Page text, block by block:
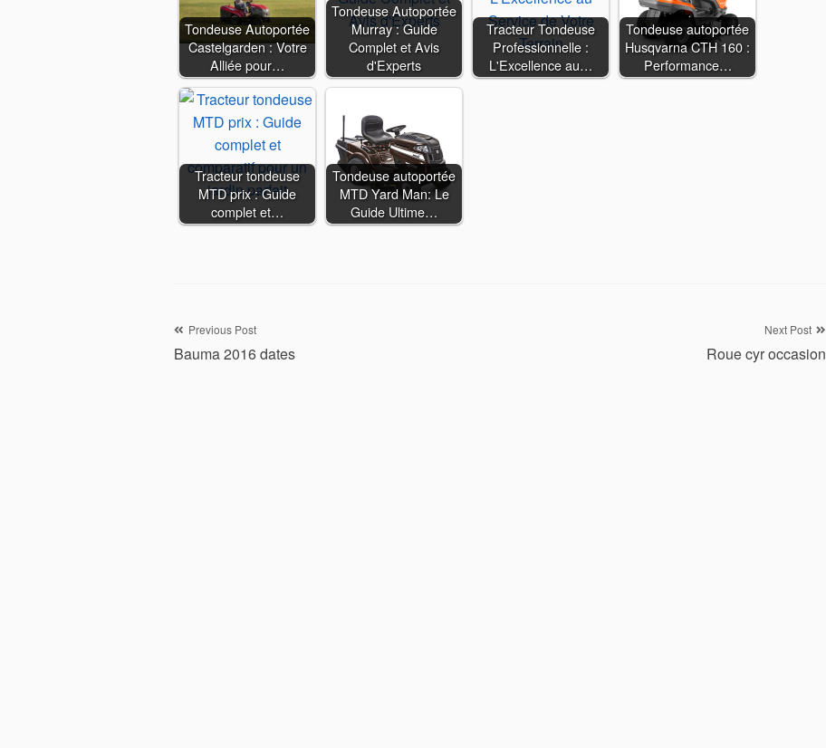
Tondeuse Autoportée
Castelgarden : Votre
Alliée pour…
Tondeuse Autoportée
Murray : Guide
Complet et Avis
d'Experts
Tracteur Tondeuse
Professionnelle :
L'Excellence au…
Tondeuse autoportée
Husqvarna CTH 160 :
Performance…
Tracteur tondeuse
MTD prix : Guide
complet et…
Tondeuse autoportée
MTD Yard Man: Le
Guide Ultime…
Navigation
Previous Post
Bauma 2016 dates
Next Post
Roue cyr occasion